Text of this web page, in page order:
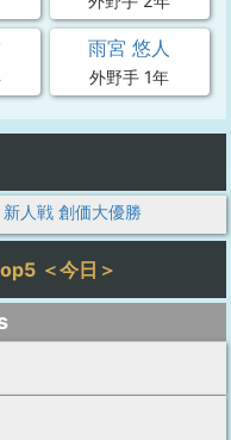
雨宮 悠人
外野手 1年
人戦 創価大優勝
＜今日＞